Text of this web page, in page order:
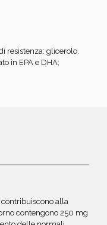
resistenza: glicerolo.
in EPA e DHA;
alla
contengono 250 mg